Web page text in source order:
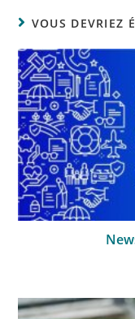
VOUS DEVRIEZ